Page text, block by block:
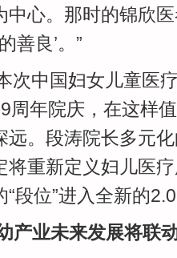
心。那时的锦欣
善良’。”
次中国妇女儿童医
周年院庆，在这样
远。段涛院长多元
将重新定义妇儿医
段位”进入全新的
产业未来发展将联